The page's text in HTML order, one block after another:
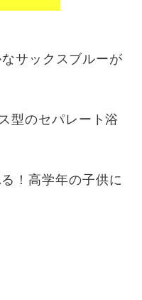
サックスブルーが
型のセパレート浴
！高学年の子供に